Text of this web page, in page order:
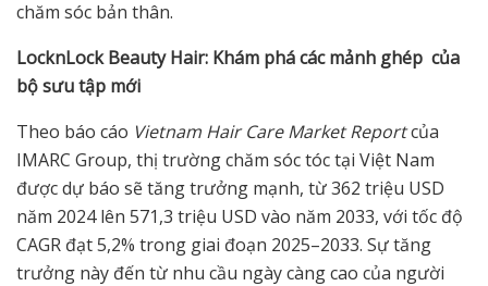
chăm sóc bản thân.
LocknLock Beauty Hair: Khám phá các mảnh ghép của
bộ sưu tập mới
Theo báo cáo Vietnam Hair Care Market Reportcủa
IMARC Group, thị trường chăm sóc tóc tại Việt Nam
được dự báo sẽ tăng trưởng mạnh, từ 362 triệu USD
năm 2024 lên 571,3 triệu USD vào năm 2033, với tốc độ
CAGR đạt 5,2% trong giai đoạn 2025–2033. Sự tăng
trưởng này đến từ nhu cầu ngày càng cao của người